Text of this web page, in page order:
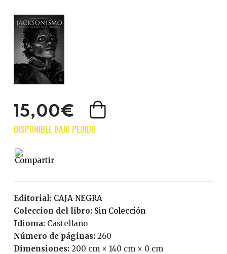
15,00€
Editorial:
CAJA NEGRA
Coleccion del libro:
Sin Colección
Idioma:
Castellano
Número de páginas:
260
Dimensiones: 200 cm × 140 cm × 0 cm